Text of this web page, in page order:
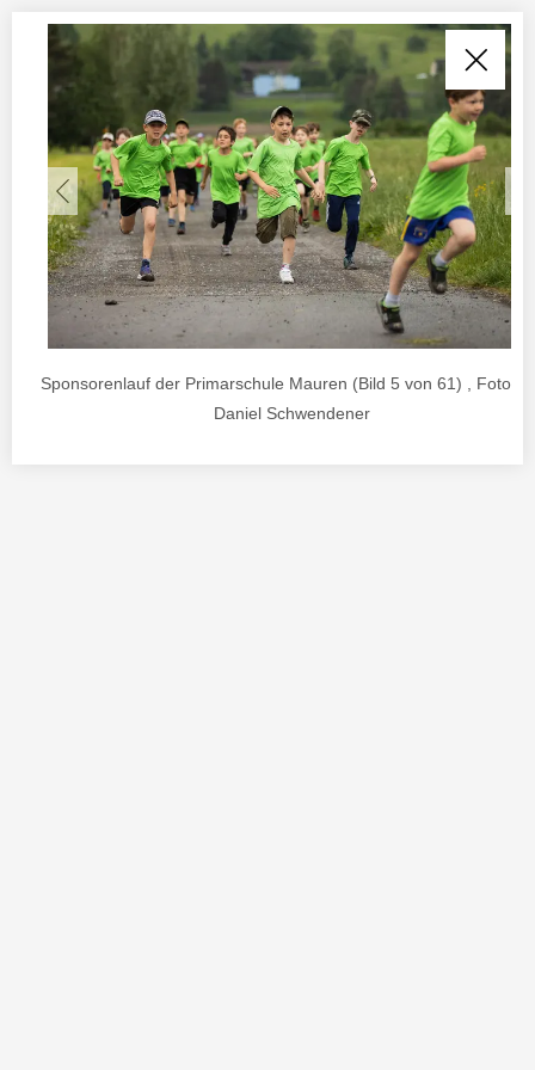
Sponsorenlauf der Primarschule Mauren (Bild 5 von 61) , Foto
Daniel Schwendener